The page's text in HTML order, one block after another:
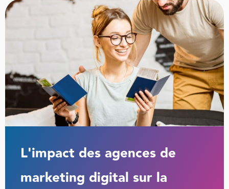
L'impact des agences de
marketing digital sur la